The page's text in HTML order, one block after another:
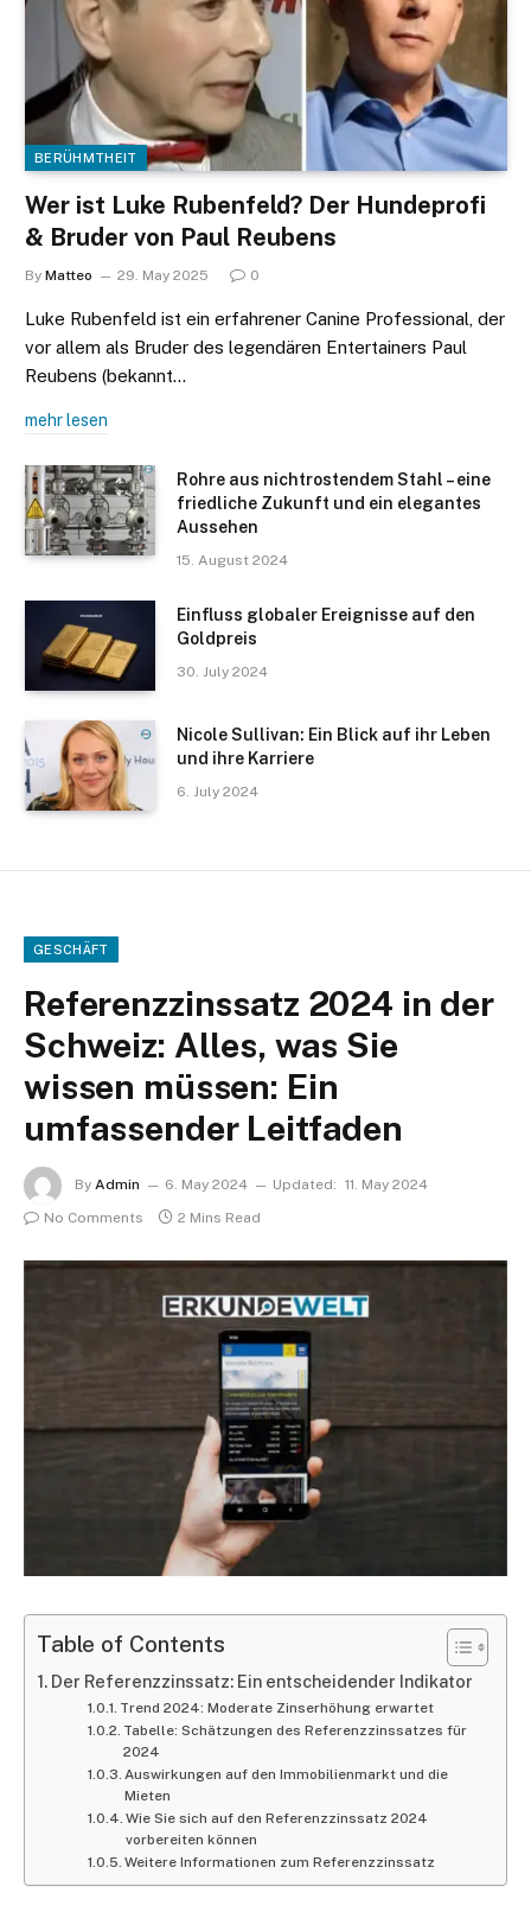
BERÜHMTHEIT
Wer ist Luke Rubenfeld? Der Hundeprofi
& Bruder von Paul Reubens
By Matteo 29. May 2025 0
Luke Rubenfeld ist ein erfahrener Canine Professional, der
vor allem als Bruder des legendären Entertainers Paul
Reubens (bekannt…
mehr lesen
Rohre aus nichtrostendem Stahl – eine
friedliche Zukunft und ein elegantes
Aussehen
15. August 2024
Einfluss globaler Ereignisse auf den
Goldpreis
30. July 2024
Nicole Sullivan: Ein Blick auf ihr Leben
und ihre Karriere
6. July 2024
GESCHÄFT
Referenzzinssatz 2024 in der
Schweiz: Alles, was Sie
wissen müssen: Ein
umfassender Leitfaden
By Admin 6. May 2024 Updated: 11. May 2024
No Comments
2 Mins Read
Table of Contents
Der Referenzzinssatz: Ein entscheidender Indikator
Trend 2024: Moderate Zinserhöhung erwartet
Tabelle: Schätzungen des Referenzzinssatzes für
2024
Auswirkungen auf den Immobilienmarkt und die
Mieten
Wie Sie sich auf den Referenzzinssatz 2024
vorbereiten können
Weitere Informationen zum Referenzzinssatz